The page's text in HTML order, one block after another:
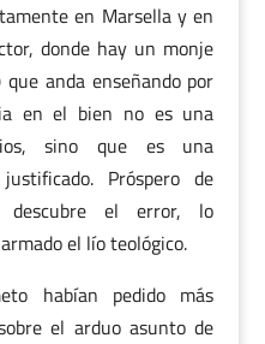
en Marsella y en
donde hay un monje
anda enseñando por
en el bien no es una
sino que es una
Próspero de
descubre el error, lo
el lío teológico.
habían pedido más
el arduo asunto de